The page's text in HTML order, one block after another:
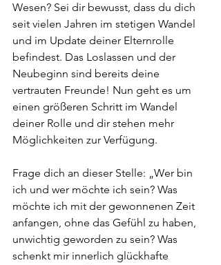
Wesen? Sei dir bewusst, dass du dich
seit vielen Jahren im stetigen Wandel
und im Update deiner Elternrolle
befindest. Das Loslassen und der
Neubeginn sind bereits deine
vertrauten Freunde! Nun geht es um
einen größeren Schritt im Wandel
deiner Rolle und dir stehen mehr
Möglichkeiten zur Verfügung.
Frage dich an dieser Stelle: „Wer bin
ich und wer möchte ich sein? Was
möchte ich mit der gewonnenen Zeit
anfangen, ohne das Gefühl zu haben,
unwichtig geworden zu sein? Was
schenkt mir innerlich glückhafte